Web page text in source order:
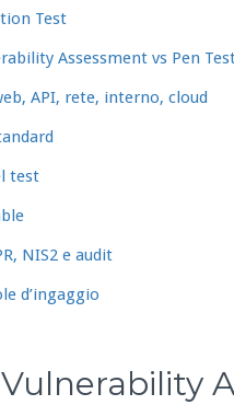
Test
Assessment vs Pen
API, rete, interno, cloud
test
NIS2 e audit
d’ingaggio
Vulnerability